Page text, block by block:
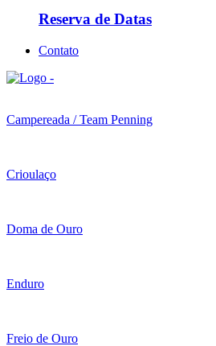
Reserva de Datas
Contato
Campereada / Team Penning
Crioulaço
Doma de Ouro
Enduro
Freio de Ouro